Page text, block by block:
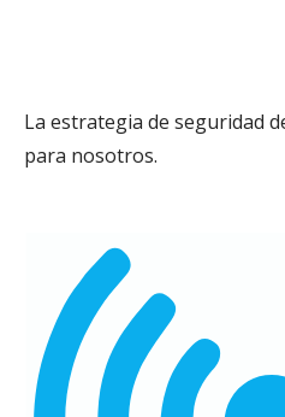
La estrategia de seguridad
para nosotros.